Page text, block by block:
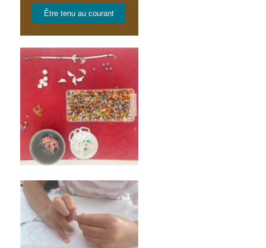
Être tenu au courant